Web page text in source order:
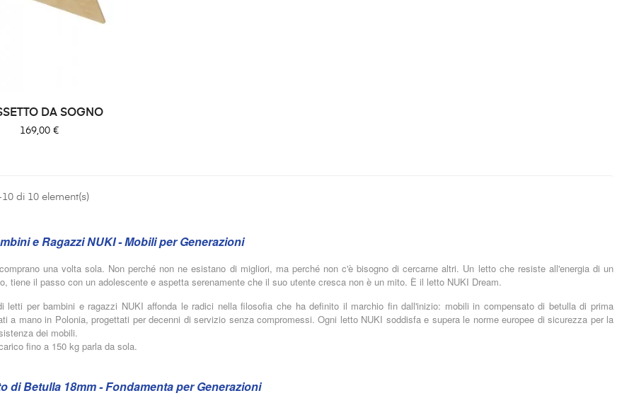
DA SOGNO
Prezzo
169,00 €
di 10 element(s)
e Ragazzi NUKI - Mobili per Generazioni
una volta sola. Non perché non ne esistano di migliori, ma perché non c'è bisogno di cercarne altri. Un letto che resiste all'energia di un
tiene il passo con un adolescente e aspetta serenamente che il suo utente cresca non è un mito. È il letto NUKI Dream.
letti per bambini e ragazzi NUKI affonda le radici nella filosofia che ha definito il marchio fin dall'inizio: mobili in compensato di betulla di prima
a mano in Polonia, progettati per decenni di servizio senza compromessi. Ogni letto NUKI soddisfa e supera le norme europee di sicurezza per la
dei mobili.
fino a 150 kg parla da sola.
di Betulla 18mm - Fondamenta per Generazioni